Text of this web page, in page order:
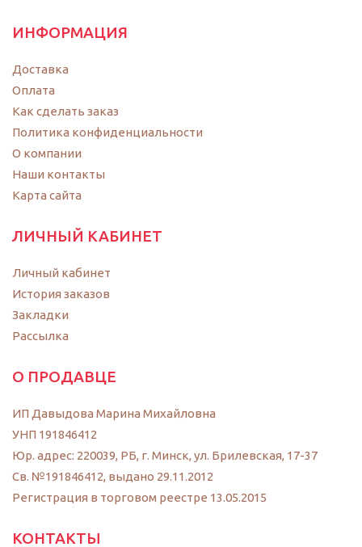
ИНФОРМАЦИЯ
Доставка
Оплата
Как сделать заказ
Политика конфиденциальности
O компании
Наши контакты
Карта сайта
ЛИЧНЫЙ КАБИНЕТ
Личный кабинет
История заказов
Закладки
Рассылка
О ПРОДАВЦЕ
ИП Давыдова Марина Михайловна
УНП 191846412
Юр. адрес: 220039, РБ, г. Минск, ул. Брилевская, 17-37
Св. №191846412, выдано 29.11.2012
Регистрация в торговом реестре 13.05.2015
КОНТАКТЫ